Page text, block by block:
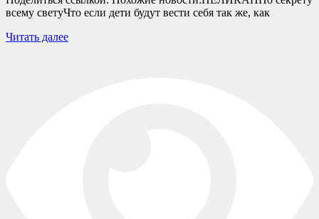
всему светуЧто если дети будут вести себя так же, как
Читать далее